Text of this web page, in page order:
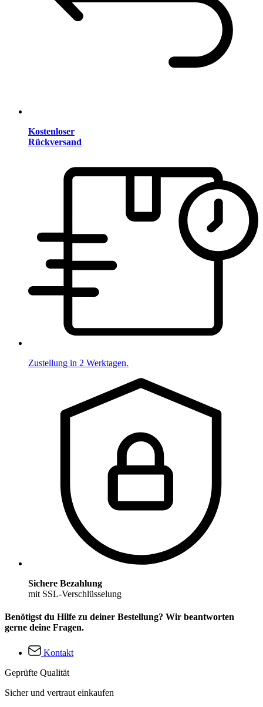
Kostenloser
Rückversand
Zustellung in 2 Werktagen.
Sichere Bezahlung
mit SSL-Verschlüsselung
Benötigst du Hilfe zu deiner Bestellung? Wir beantworten
gerne deine Fragen.
Kontakt
Geprüfte Qualität
Sicher und vertraut einkaufen